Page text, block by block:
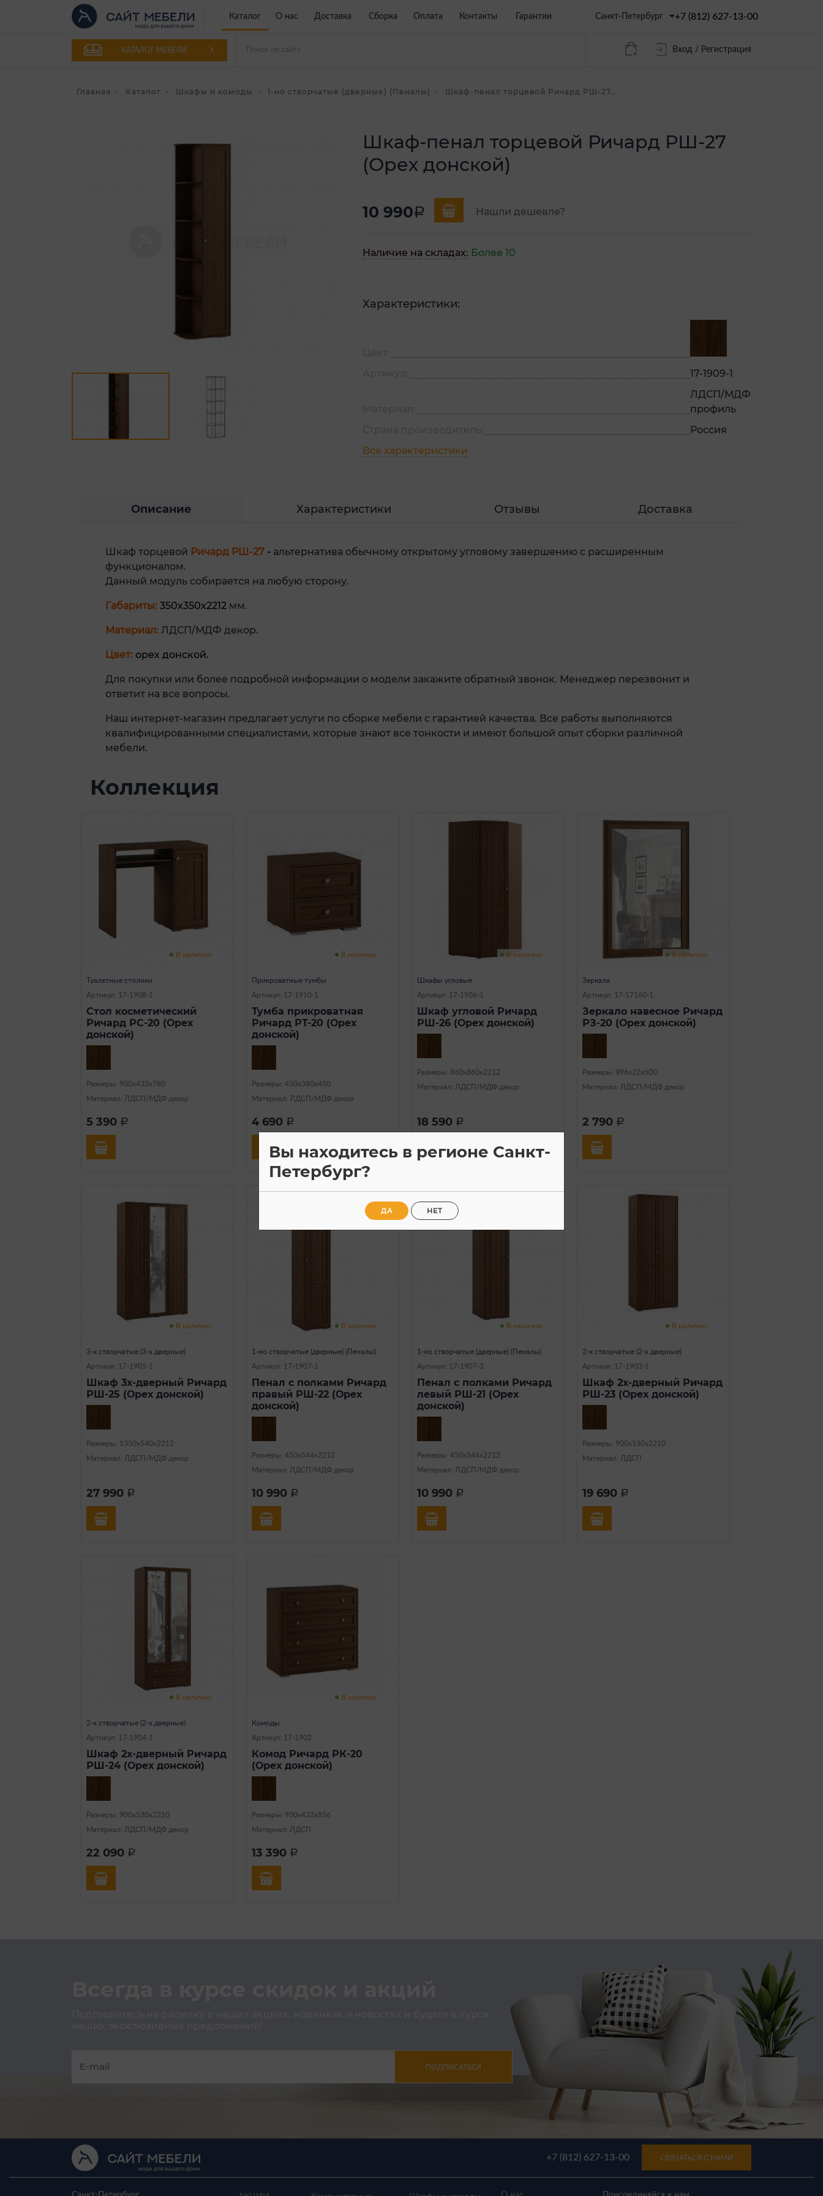
Каталог О нас Доставка Сборка Оплата Контакты Гарантии Санкт-Петербург +7 (812) 627-13-00
КАТАЛОГ МЕБЕЛИ Вход / Регистрация
Главная Каталог Шкафы и комоды 1-но створчатые (дверные) (Пеналы) Шкаф-пенал торцевой Ричард РШ-27...
Шкаф-пенал торцевой Ричард РШ-27
(Орех донской)
10 990a Нашли дешевле?
Наличие на складах: Более 10
Характеристики:
17-1909-1
ЛДСП/МДФ
профиль
Россия
Все характеристики
Описание Характеристики Отзывы Доставка
Шкаф торцевой Ричард РШ-27 - альтернатива обычному открытому угловому завершению с расширенным
функционалом.
Данный модуль собирается на любую сторону.
Габариты: 350х350х2212 мм.
Материал: ЛДСП/МДФ декор.
Цвет: орех донской.
Для покупки или более подробной информации о модели закажите обратный звонок. Менеджер перезвонит и
ответит на все вопросы.
Наш интернет-магазин предлагает услуги по сборке мебели с гарантией качества. Все работы выполняются
квалифицированными специалистами, которые знают все тонкости и имеют большой опыт сборки различной
мебели.
Коллекция
В наличии
Туалетные столики
Артикул: 17-1908-1
Стол косметический
Ричард РС-20 (Орех
донской)
Размеры: 900х432х780
Материал: ЛДСП/МДФ декор
5 390 a
В наличии
Прикроватные тумбы
Артикул: 17-1910-1
Тумба прикроватная
Ричард РТ-20 (Орех
донской)
Размеры: 450х380х450
Материал: ЛДСП/МДФ декор
4 690 a
В наличии
Шкафы угловые
Артикул: 17-1906-1
Шкаф угловой Ричард
РШ-26 (Орех донской)
Размеры: 860х860х2212
Материал: ЛДСП/МДФ декор
18 590 a
В наличии
Зеркала
Артикул: 17-17160-1
Зеркало навесное Ричард
РЗ-20 (Орех донской)
Размеры: 896х22х600
Материал: ЛДСП/МДФ декор
2 790 a
В наличии
3-х створчатые (3-х дверные)
Артикул: 17-1905-1
Шкаф 3х-дверный Ричард
РШ-25 (Орех донской)
Размеры: 1350х540х2212
Материал: ЛДСП/МДФ декор
27 990 a
В наличии
1-но створчатые (дверные) (Пеналы)
Артикул: 17-1907-1
Пенал с полками Ричард
правый РШ-22 (Орех
донской)
Размеры: 450х544х2212
Материал: ЛДСП/МДФ декор
10 990 a
В наличии
1-но створчатые (дверные) (Пеналы)
Артикул: 17-1907-3
Пенал с полками Ричард
левый РШ-21 (Орех
донской)
Размеры: 450х544х2212
Материал: ЛДСП/МДФ декор
10 990 a
В наличии
2-х створчатые (2-х дверные)
Артикул: 17-1903-1
Шкаф 2х-дверный Ричард
РШ-23 (Орех донской)
Размеры: 900х530х2210
Материал: ЛДСП
19 690 a
В наличии
2-х створчатые (2-х дверные)
Артикул: 17-1904-1
Шкаф 2х-дверный Ричард
РШ-24 (Орех донской)
Размеры: 900х530х2210
Материал: ЛДСП/МДФ декор
22 090 a
В наличии
Комоды
Артикул: 17-1902
Комод Ричард РК-20
(Орех донской)
Размеры: 900х432х856
Материал: ЛДСП
13 390 a
ПОДПИСАТЬСЯ
+7 (812) 627-13-00 СВЯЗАТЬСЯ С НАМИ
Вы находитесь в регионе Санкт-
Петербург?
ДА НЕТ